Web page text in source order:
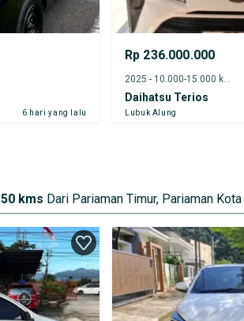
6 hari yang lalu
Rp 236.000.000
2025 - 10.000-15.000 km
Daihatsu Terios
Lubuk Alung
50 kms Dari Pariaman Timur, Pariaman Kota